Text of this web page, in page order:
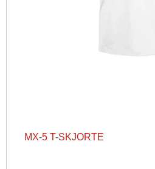
MX-5 T-SKJORTE